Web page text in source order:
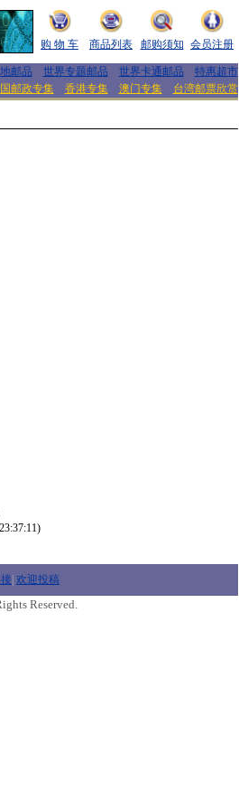
购 物 车 商品列表 邮购须知 会员注册
邮品 世界专题邮品 世界卡通邮品
特惠超市
邮政专集 香港专集 澳门专集
台湾邮票欣赏
欢迎投稿
Reserved.